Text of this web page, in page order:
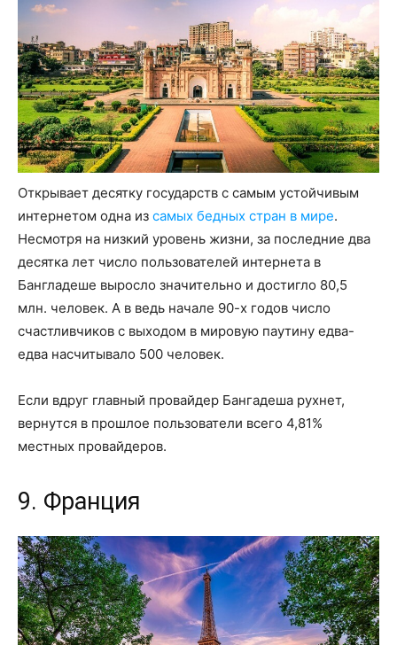
Открывает десятку государств с самым устойчивым
интернетом одна из самых бедных стран в мире.
Несмотря на низкий уровень жизни, за последние два
десятка лет число пользователей интернета в
Бангладеше выросло значительно и достигло 80,5
млн. человек. А в ведь начале 90-х годов число
счастливчиков с выходом в мировую паутину едва-
едва насчитывало 500 человек.
Если вдруг главный провайдер Бангадеша рухнет,
вернутся в прошлое пользователи всего 4,81%
местных провайдеров.
9. Франция